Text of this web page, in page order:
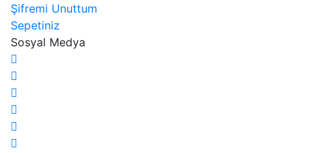
Şifremi Unuttum
Sepetiniz
Sosyal Medya